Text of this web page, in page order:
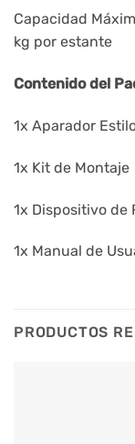
Capacidad
kg por estante
Contenido del
1x Aparador
1x Kit de Montaje
1x Dispositivo de
1x Manual de
PRODUCTOS